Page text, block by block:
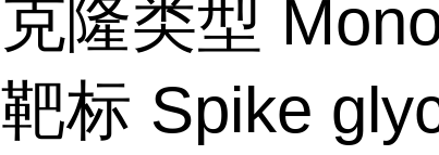
克隆类型
靶标 Spike